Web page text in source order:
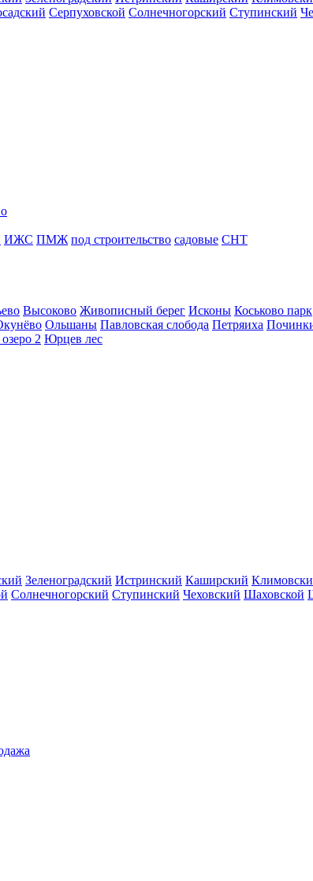
Серпуховской Солнечногорский Ступинский
ИЖС ПМЖ под строительство садовые СНТ
Высоково Живописный берег Исконы Коськово парк
Ольшаны Павловская слобода Петряиха
2 Юрцев лес
Зеленоградский Истринский Каширский
Солнечногорский Ступинский Чеховский Шаховской